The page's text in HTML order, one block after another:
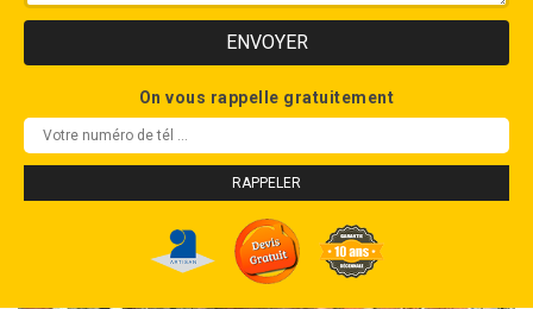
On vous rappelle gratuitement